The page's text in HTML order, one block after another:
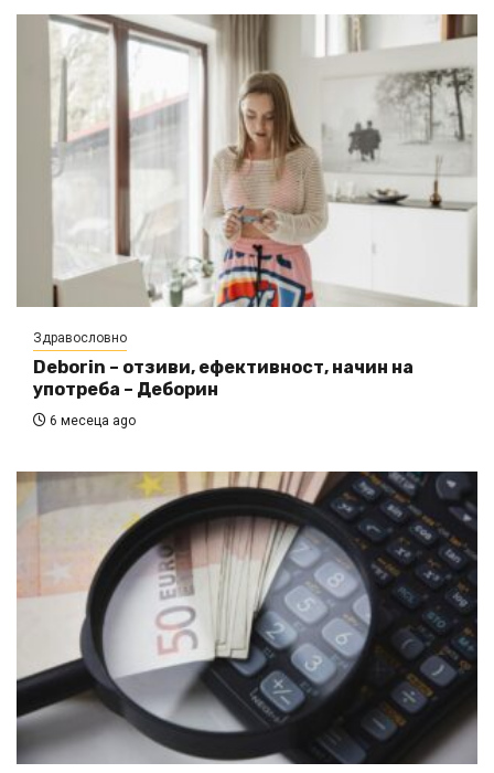
Здравословно
Deborin – отзиви, ефективност, начин на
употреба – Деборин
6 месеца ago